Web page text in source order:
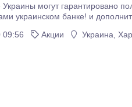
могут гарантировано
украинском банке! и
об Акции «Бонус к
09:56 Акции Украина,